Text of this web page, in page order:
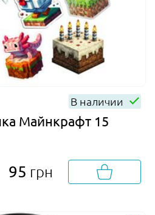
В наличии
Майнкрафт 15
95 грн